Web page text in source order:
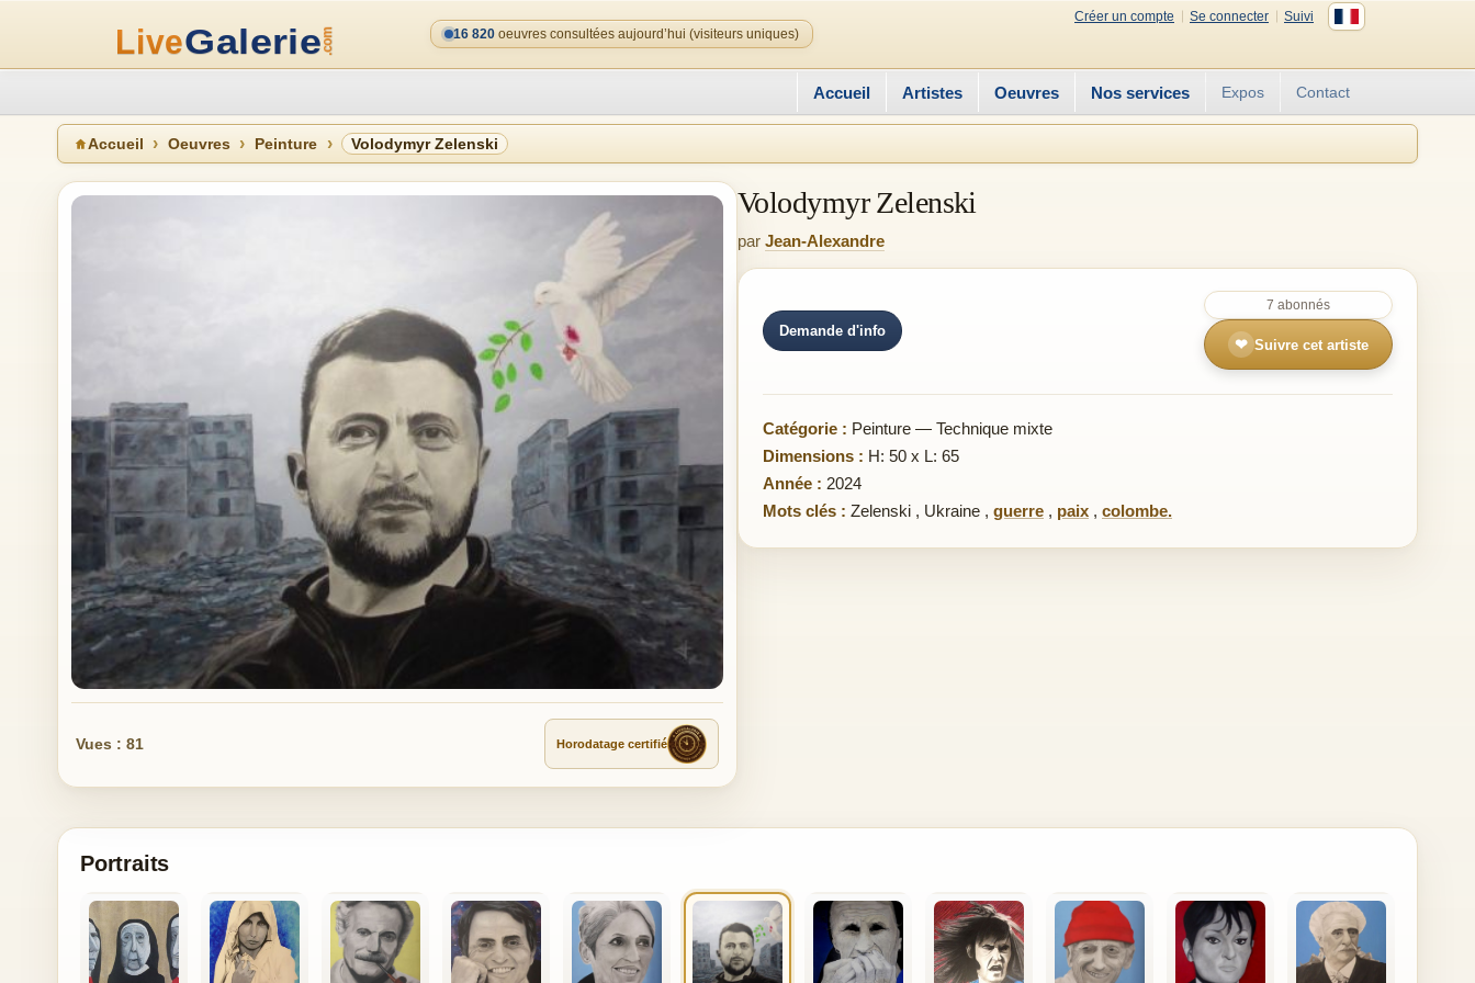
Créer un compte Se connecter
Suivi
16 820 oeuvres consultées aujourd’hui (visiteurs uniques)
Accueil Artistes Oeuvres Nos services Expos Contact
Accueil Oeuvres Peinture Volodymyr Zelenski
Vues : 81 Horodatage certifié
Volodymyr Zelenski
par Jean-Alexandre
Demande d'info
7 abonnés
❤ Suivre cet artiste
Catégorie : Peinture — Technique mixte
Dimensions : H: 50 x L: 65
Année : 2024
Mots clés : Zelenski , Ukraine , guerre , paix , colombe.
Portraits